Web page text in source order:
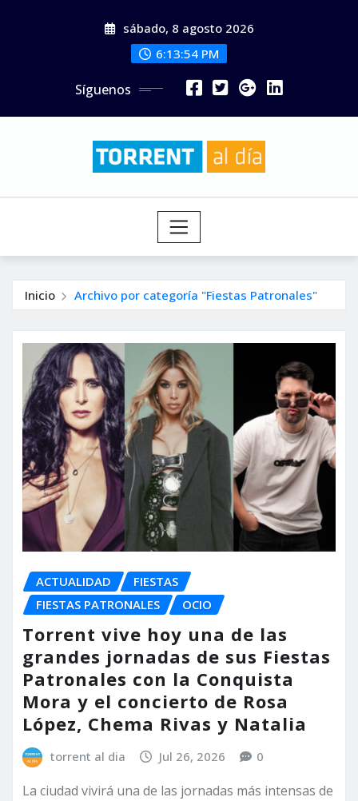
sábado, 8 agosto 2026
6:13:56 PM
Síguenos
Inicio Archivo por categoría "Fiestas Patronales"
ACTUALIDAD
FIESTAS
FIESTAS PATRONALES
OCIO
Torrent vive hoy una de las
grandes jornadas de sus Fiestas
Patronales con la Conquista
Mora y el concierto de Rosa
López, Chema Rivas y Natalia
torrent al dia Jul 26, 2026 0
La ciudad vivirá una de las jornadas más intensas de